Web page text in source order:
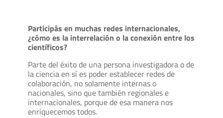
Participás en muchas redes internacionales,
¿cómo es la interrelación o la conexión entre los
científicos?
Parte del éxito de una persona investigadora o de
la ciencia en sí es poder establecer redes de
colaboración, no solamente internas o
nacionales, sino que también regionales e
internacionales, porque de esa manera nos
enriquecemos todos.